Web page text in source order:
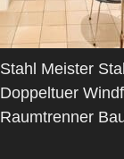
Stahl Meister
Doppeltuer
Raumtrenner